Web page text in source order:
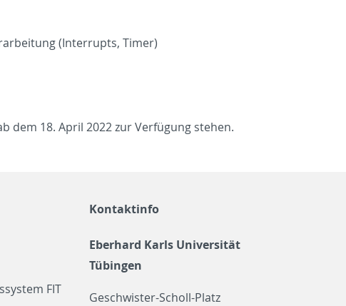
(In­ter­rupts, Timer)
dem 18. April 2022 zur Verfügung ste­hen.
FIT
Kontaktinfo
Eberhard Karls Universität
Tübingen
Geschwister-Scholl-Platz